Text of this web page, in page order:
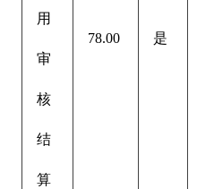
用
审
核
结
算
78.00 是